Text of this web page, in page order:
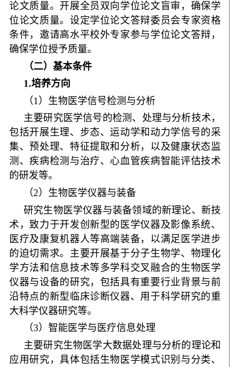
论文质量。开展全员双向学位论文盲审，确保学
位论文质量。设定学位论文答辩委员会专家资格
条件，邀请高水平校外专家参与学位论文答辩，
确保学位授予质量。
（二）基本条件
1.培养方向
（1 ）生物医学信号检测与分析
主要研究医学信号的检测、处理与分析技术，
包括开展生理、步态、运动学和动力学信号的采
集、预处理、特征提取和分析，以及健康状态监
测、疾病检测与治疗、心血管疾病智能评估技术
的研发等。
（2）生物医学仪器与装备
研究生物医学仪器与装备领域的新理论、新技
术，致力于开发创新型的医学仪器及影像系统、
医疗及康复机器人等高端装备，以满足医学进步
的迫切需求。主要开展基于分子生物学、物理化
学方法和信息技术等多学科交叉融合的生物医学
仪器与设备的研究，包括具有重要行业背景与前
沿特点的新型临床诊断仪器、用于科学研究的重
大科学仪器研究等。
（3）智能医学与医疗信息处理
主要研究生物医学大数据处理与分析的理论和
应用研究，具体包括生物医学模式识别与分类、